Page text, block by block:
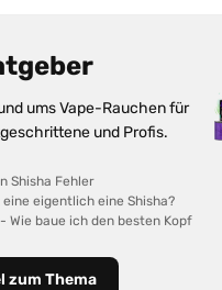
ums Vape-Rauchen für
und Profis.
Shisha Fehler
eigentlich eine Shisha?
Wie baue ich den besten Kopf
zum Thema